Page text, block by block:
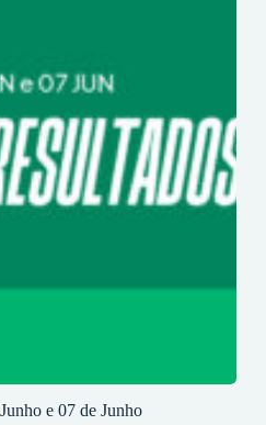
e 07 de Junho